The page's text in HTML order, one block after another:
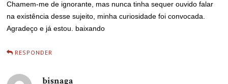
Chamem-me de ignorante, mas nunca tinha sequer ouvido falar
na existência desse sujeito, minha curiosidade foi convocada.
Agradeço e já estou. baixando
RESPONDER
bisnaga